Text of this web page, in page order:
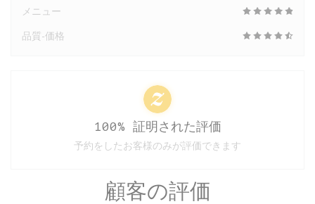
顧客の評価
メニュー
品質-価格
100% 証明された評価
予約をしたお客様のみが評価できます